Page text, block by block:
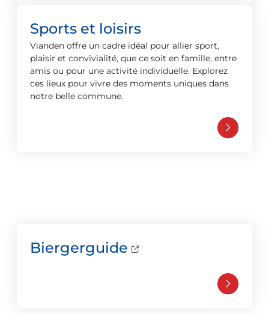
Sports et loisirs
Vianden offre un cadre idéal pour allier sport,
plaisir et convivialité, que ce soit en famille, entre
amis ou pour une activité individuelle. Explorez
ces lieux pour vivre des moments uniques dans
notre belle commune.
Biergerguide